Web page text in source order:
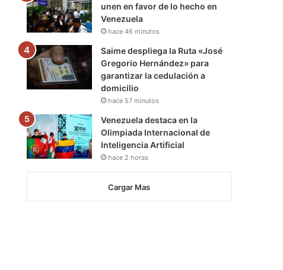
unen en favor de lo hecho en
Venezuela
hace 46 minutos
Saime despliega la Ruta «José
Gregorio Hernández» para
garantizar la cedulación a
domicilio
hace 57 minutos
Venezuela destaca en la
Olimpiada Internacional de
Inteligencia Artificial
hace 2 horas
Cargar Mas